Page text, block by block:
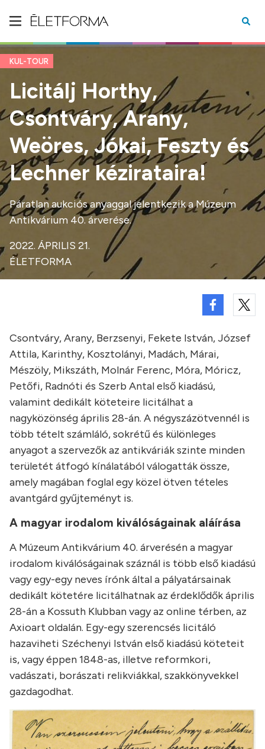
KUL-TOUR
Licitálj Horthy,
Csontváry, Arany,
Weöres, Jókai, Feszty és
Lechner kézirataira!
Páratlan aukciós anyaggal jelentkezik a Múzeum
Antikvárium 40. árverése.
2022. ÁPRILIS 21.
ÉLETFORMA
Csontváry, Arany, Berzsenyi, Fekete István, József
Attila, Karinthy, Kosztolányi, Madách, Márai,
Mészöly, Mikszáth, Molnár Ferenc, Móra, Móricz,
Petőfi, Radnóti és Szerb Antal első kiadású,
valamint dedikált köteteire licitálhat a
nagyközönség április 28-án. A négyszázötvennél is
több tételt számláló, sokrétű és különleges
anyagot a szervezők az antikváriák szinte minden
területét átfogó kínálatából válogatták össze,
amely magában foglal egy közel ötven tételes
avantgárd gyűjteményt is.
A magyar irodalom kiválóságainak aláírása
A Múzeum Antikvárium 40. árverésén a magyar
irodalom kiválóságainak száznál is több első kiadású
vagy egy-egy neves írónk által a pályatársainak
dedikált kötetére licitálhatnak az érdeklődők április
28-án a Kossuth Klubban vagy az online térben, az
Axioart oldalán. Egy-egy szerencsés licitáló
hazaviheti Széchenyi István első kiadású köteteit
is, vagy éppen 1848-as, illetve reformkori,
vadászati, borászati relikviákkal, szakkönyvekkel
gazdagodhat.